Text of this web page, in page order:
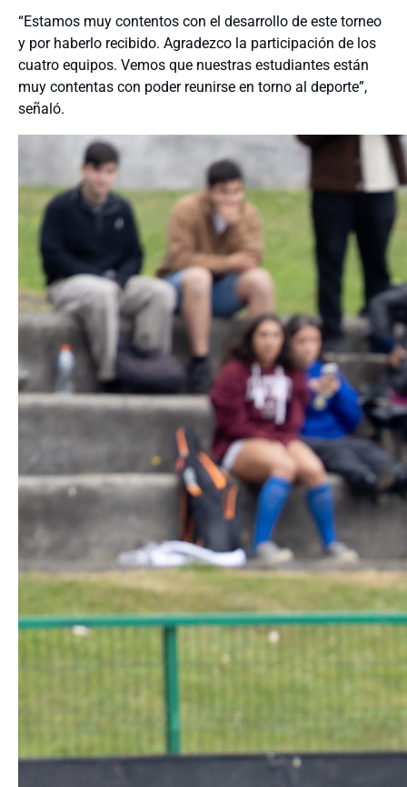
“Estamos muy contentos con el desarrollo de este torneo
y por haberlo recibido. Agradezco la participación de los
cuatro equipos. Vemos que nuestras estudiantes están
muy contentas con poder reunirse en torno al deporte”,
señaló.